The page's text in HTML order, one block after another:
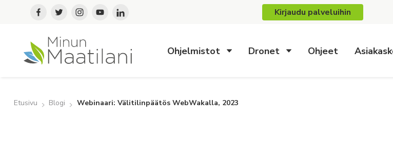
Kirjaudu palveluihin
Ohjelmistot Dronet Ohjeet
Etusivu Blogi Webinaari: Välitilinpäätös WebWakalla, 2023